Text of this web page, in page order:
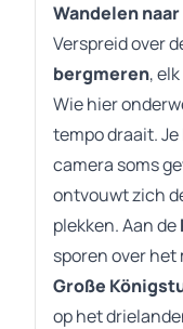
Wandelen
Verspreid over
bergmeren,
Wie hier
tempo draait.
camera soms
ontvouwt zich
plekken. Aan de
sporen over het
Große
op het